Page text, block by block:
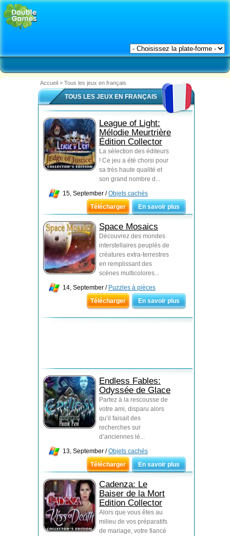
Accueil > Tous les jeux en français
TOUS LES JEUX EN FRANÇAIS
League of Light:
Mélodie Meurtrière
Édition Collector
La sélection des éditeurs
! Ce jeu a été choisi pour
sa très haute qualité et
son grand nombre d...
15, September /Objets cachés
Télécharger
En savoir plus
Space Mosaics
Découvrez des mondes
interstellaires peuplés de
créatures extra-terrestres
en remplissant des
scènes multicolores...
14, September / Puzzles à pièces
Télécharger
En savoir plus
Endless Fables:
Odyssée de Glace
Partez à la rescousse de
votre ami, disparu alors
qu’il faisait des
recherches sur
d’anciennes lé...
13, September /Objets cachés
Télécharger
En savoir plus
Cadenza: Le
Baiser de la Mort
Edition Collector
Alors que vous êtes au
milieu de vos préparatifs
de mariage, votre fiancé